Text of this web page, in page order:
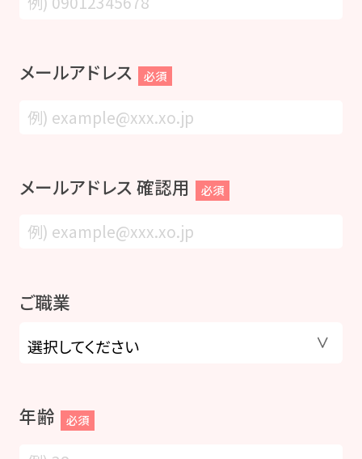
メールアドレス 必須
メールアドレス 確認用 必須
ご職業
年齢 必須